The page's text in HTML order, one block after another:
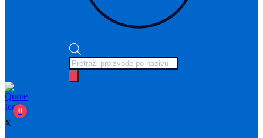
Products
search
0
X